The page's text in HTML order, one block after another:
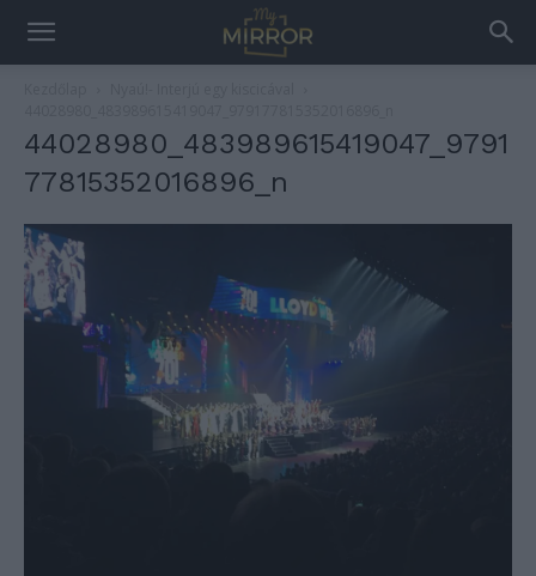
44028980_483989615419047_9791
77815352016896_n